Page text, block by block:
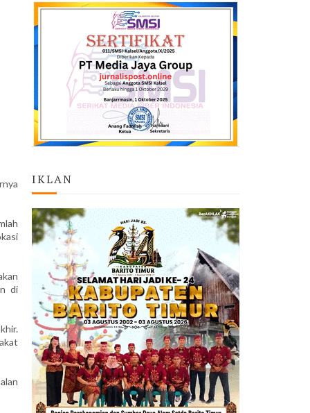
di
IKLAN